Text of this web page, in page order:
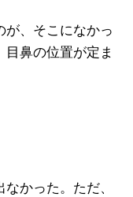
が、そこになかっ
鼻の位置が定ま
かった。ただ、